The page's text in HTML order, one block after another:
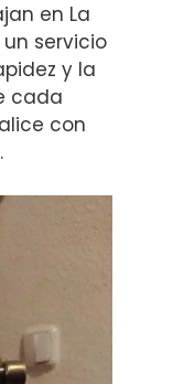
en La
servicio
y la
cada
con